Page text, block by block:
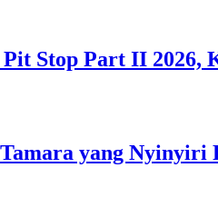
Stop Part II 2026,
yang Nyinyiri